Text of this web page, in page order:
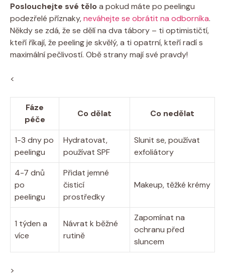
Poslouchejte své těloa pokud máte po peelingu
podezřelé příznaky,neváhejte se obrátit na odborníka.
Někdy se zdá, že se dělí na dva tábory – ti optimističtí,
kteří říkají, že peeling je skvělý, a ti opatrní, kteří radí s
maximální pečlivostí. Obě strany mají své pravdy!
<
Fáze
péče
Co dělat Co nedělat
1-3 dny po
peelingu
Hydratovat,
používat SPF
Slunit se, používat
exfoliátory
4-7 dnů
po
peelingu
Přidat jemné
čisticí
prostředky
Makeup, těžké krémy
1 týden a
více
Návrat k běžné
rutině
Zapomínat na
ochranu před
sluncem
>